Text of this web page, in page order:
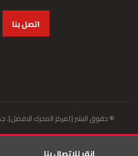
اتصل بنا
© حقوق النشر [لمركز المحرك